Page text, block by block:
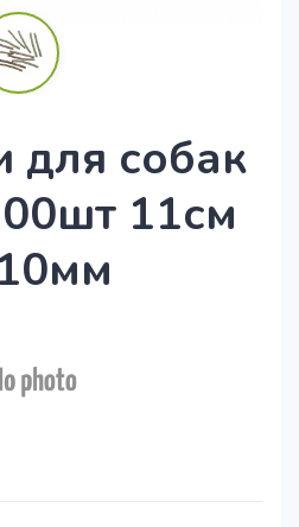
для собак
11см